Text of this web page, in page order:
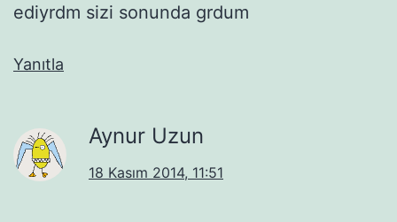
ediyrdm sizi sonunda grdum
Yanıtla
Aynur Uzun
18 Kasım 2014, 11:51